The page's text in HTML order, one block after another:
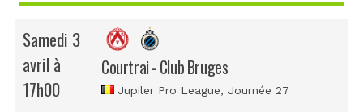
Samedi 3
avril à
17h00
Courtrai - Club Bruges
Jupiler Pro League, Journée 27